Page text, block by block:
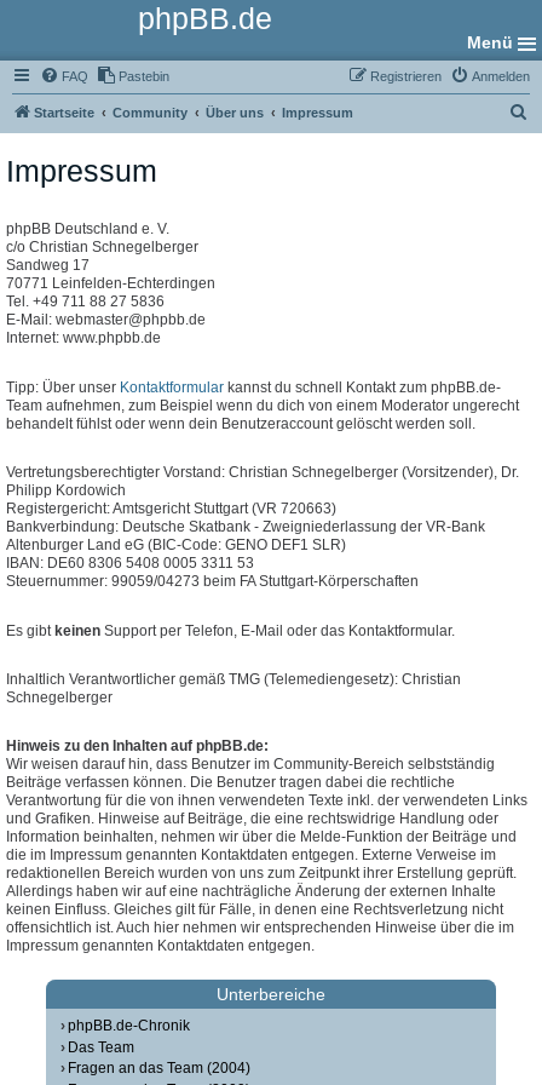
phpBB.de
Menü
FAQ Pastebin Anmelden
Registrieren
Startseite Community Über uns Impressum
Impressum
phpBB Deutschland e. V.
c/o Christian Schnegelberger
Sandweg 17
70771 Leinfelden-Echterdingen
Tel. +49 711 88 27 5836
E-Mail: webmaster@phpbb.de
Internet: www.phpbb.de
Tipp: Über unser Kontaktformular kannst du schnell Kontakt zum phpBB.de-
Team aufnehmen, zum Beispiel wenn du dich von einem Moderator ungerecht
behandelt fühlst oder wenn dein Benutzeraccount gelöscht werden soll.
Vertretungsberechtigter Vorstand: Christian Schnegelberger (Vorsitzender), Dr.
Philipp Kordowich
Registergericht: Amtsgericht Stuttgart (VR 720663)
Bankverbindung: Deutsche Skatbank - Zweigniederlassung der VR-Bank
Altenburger Land eG (BIC-Code: GENO DEF1 SLR)
IBAN: DE60 8306 5408 0005 3311 53
Steuernummer: 99059/04273 beim FA Stuttgart-Körperschaften
Es gibt keinen Support per Telefon, E-Mail oder das Kontaktformular.
Inhaltlich Verantwortlicher gemäß TMG (Telemediengesetz): Christian
Schnegelberger
Hinweis zu den Inhalten auf phpBB.de:
Wir weisen darauf hin, dass Benutzer im Community-Bereich selbstständig
Beiträge verfassen können. Die Benutzer tragen dabei die rechtliche
Verantwortung für die von ihnen verwendeten Texte inkl. der verwendeten Links
und Grafiken. Hinweise auf Beiträge, die eine rechtswidrige Handlung oder
Information beinhalten, nehmen wir über die Melde-Funktion der Beiträge und
die im Impressum genannten Kontaktdaten entgegen. Externe Verweise im
redaktionellen Bereich wurden von uns zum Zeitpunkt ihrer Erstellung geprüft.
Allerdings haben wir auf eine nachträgliche Änderung der externen Inhalte
keinen Einfluss. Gleiches gilt für Fälle, in denen eine Rechtsverletzung nicht
offensichtlich ist. Auch hier nehmen wir entsprechenden Hinweise über die im
Impressum genannten Kontaktdaten entgegen.
Unterbereiche
phpBB.de-Chronik
Das Team
Fragen an das Team (2004)